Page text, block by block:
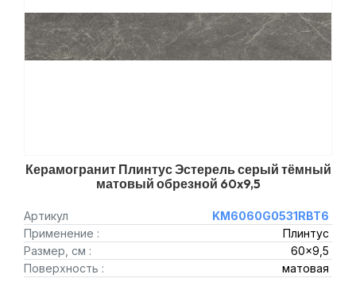
Керамогранит Плинтус Эстерель серый тёмный
матовый обрезной 60x9,5
Артикул
KM6060G0531RBT6
Применение :
Плинтус
Размер, см :
60x9,5
Поверхность :
матовая